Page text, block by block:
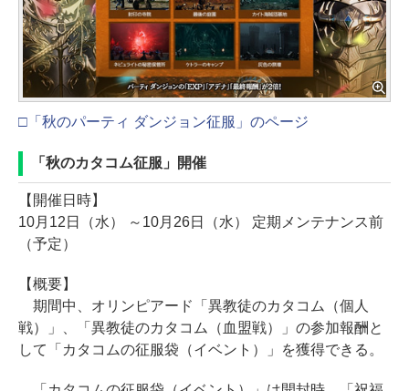
□「秋のパーティ ダンジョン征服」のページ
「秋のカタコム征服」開催
【開催日時】
10月12日（水） ～10月26日（水） 定期メンテナンス前
（予定）
【概要】
期間中、オリンピアード「異教徒のカタコム（個人
戦）」、「異教徒のカタコム（血盟戦）」の参加報酬と
して「カタコムの征服袋（イベント）」を獲得できる。